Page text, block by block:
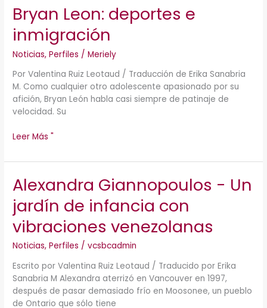
Bryan Leon: deportes e
inmigración
Noticias,Perfiles /Meriely
Por Valentina Ruiz Leotaud / Traducción de Erika Sanabria
M. Como cualquier otro adolescente apasionado por su
afición, Bryan León habla casi siempre de patinaje de
velocidad. Su
Bryan
Leon:
deportes
inmigración
Leer Más "
Alexandra Giannopoulos - Un
jardín de infancia con
vibraciones venezolanas
Noticias,Perfiles /vcsbcadmin
Escrito por Valentina Ruiz Leotaud / Traducido por Erika
Sanabria M Alexandra aterrizó en Vancouver en 1997,
después de pasar demasiado frío en Moosonee, un pueblo
de Ontario que sólo tiene
Alexandra
Giannopoulos
-
Un
jardín
de
con
vibraciones
venezolanas